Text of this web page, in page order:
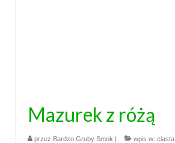
Mazurek z różą
przez Bardzo Gruby Smok | wpis w: ciasta